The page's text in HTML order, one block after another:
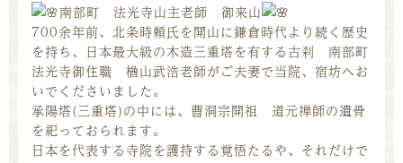
南部町 法光寺山主老師 御来山
700余年前、北条時頼氏を開山に鎌倉時代より続く歴史
を持ち、日本最大級の木造三重塔を有する古刹 南部町
法光寺御住職 楢山武浩老師がご夫妻で当院、宿坊へお
いでくださいました。
承陽塔(三重塔)の中には、曹洞宗開祖 道元禅師の遺骨
を祀っておられます。
日本を代表する寺院を護持する覚悟たるや、それだけで